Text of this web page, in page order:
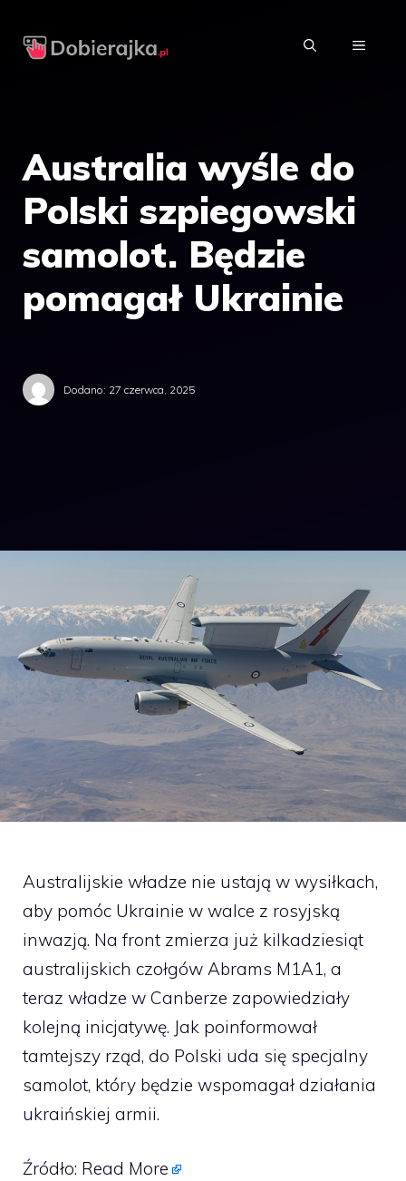
MENU
Australia wyśle do
Polski szpiegowski
samolot. Będzie
pomagał Ukrainie
Dodano: 27 czerwca, 2025
Australijskie władze nie ustają w wysiłkach,
aby pomóc Ukrainie w walce z rosyjską
inwazją. Na front zmierza już kilkadziesiąt
australijskich czołgów Abrams M1A1, a
teraz władze w Canberze zapowiedziały
kolejną inicjatywę. Jak poinformował
tamtejszy rząd, do Polski uda się specjalny
samolot, który będzie wspomagał działania
ukraińskiej armii.
Źródło: Read More